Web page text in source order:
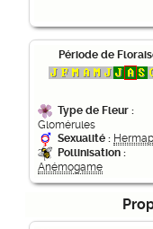
Période de
Type de Fleur :
Glomérules
Sexualité :
Pollinisation :
Anémogame